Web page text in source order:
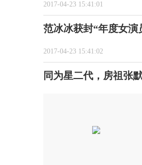
2017-04-23 15:41:01
范冰冰获封“年度女演
2017-04-23 15:41:02
同为星二代，房祖张